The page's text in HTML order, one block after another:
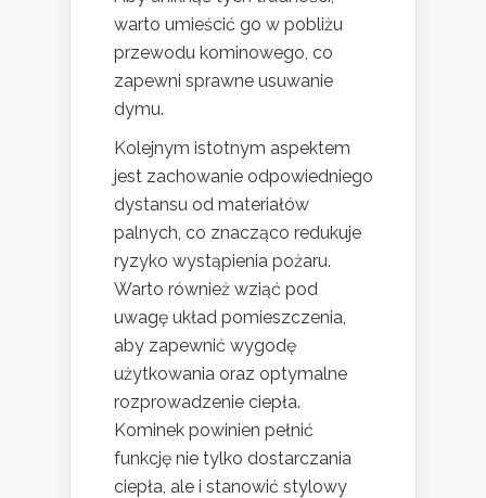
warto umieścić go w pobliżu
przewodu kominowego, co
zapewni sprawne usuwanie
dymu.
Kolejnym istotnym aspektem
jest zachowanie odpowiedniego
dystansu od materiałów
palnych, co znacząco redukuje
ryzyko wystąpienia pożaru.
Warto również wziąć pod
uwagę układ pomieszczenia,
aby zapewnić wygodę
użytkowania oraz optymalne
rozprowadzenie ciepła.
Kominek powinien pełnić
funkcję nie tylko dostarczania
ciepła, ale i stanowić stylowy